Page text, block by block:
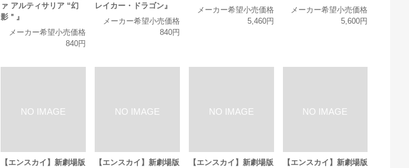
ァ アルティサリア “幻
影＂』
メーカー希望小売価格
840円
レイカー・ドラゴン』
メーカー希望小売価格
840円
メーカー希望小売価格
5,460円
メーカー希望小売価格
5,600円
【エンスカイ】新劇場版
【エンスカイ】新劇場版
【エンスカイ】新劇場版
【エンスカイ】新劇場版